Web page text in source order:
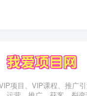
项目、VIP课程、推广